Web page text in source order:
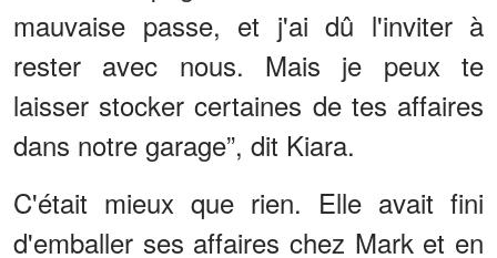
mauvaise passe, et j'ai dû l'inviter à
rester avec nous. Mais je peux te
laisser stocker certaines de tes affaires
dans notre garage”, dit Kiara.
C'était mieux que rien. Elle avait fini
d'emballer ses affaires chez Mark et en